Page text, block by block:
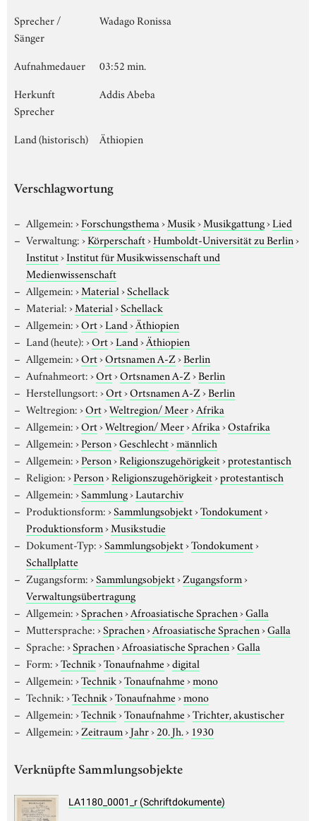
Sprecher /
Sänger
Wadago Ronissa
Aufnahmedauer
03:52 min.
Herkunft
Sprecher
Addis Abeba
Land (historisch) Äthiopien
Verschlagwortung
Allgemein:›Forschungsthema›Musik›Musikgattung›Lied
Verwaltung:›Körperschaft›Humboldt-Universität zu Berlin›
Institut›Institut für Musikwissenschaft und
Medienwissenschaft
Allgemein:›Material›Schellack
Material:›Material›Schellack
Allgemein:›Ort›Land›Äthiopien
Land (heute):›Ort›Land›Äthiopien
Allgemein:›Ort›Ortsnamen A-Z›Berlin
Aufnahmeort:›Ort›Ortsnamen A-Z›Berlin
Herstellungsort:›Ort›Ortsnamen A-Z›Berlin
Weltregion:›Ort›Weltregion/ Meer›Afrika
Allgemein:›Ort›Weltregion/ Meer›Afrika›Ostafrika
Allgemein:›Person›Geschlecht›männlich
Allgemein:›Person›Religionszugehörigkeit›protestantisch
Religion:›Person›Religionszugehörigkeit›protestantisch
Allgemein:›Sammlung›Lautarchiv
Produktionsform:›Sammlungsobjekt›Tondokument›
Produktionsform›Musikstudie
Dokument-Typ:›Sammlungsobjekt›Tondokument›
Schallplatte
Zugangsform:›Sammlungsobjekt›Zugangsform›
Verwaltungsübertragung
Allgemein:›Sprachen›Afroasiatische Sprachen›Galla
Muttersprache:›Sprachen›Afroasiatische Sprachen›Galla
Sprache:›Sprachen›Afroasiatische Sprachen›Galla
Form:›Technik›Tonaufnahme›digital
Allgemein:›Technik›Tonaufnahme›mono
Technik:›Technik›Tonaufnahme›mono
Allgemein:›Technik›Tonaufnahme›Trichter, akustischer
Allgemein:›Zeitraum›Jahr›20. Jh.› 1930
Verknüpfte Sammlungsobjekte
LA1180_0001_r (Schriftdokumente)